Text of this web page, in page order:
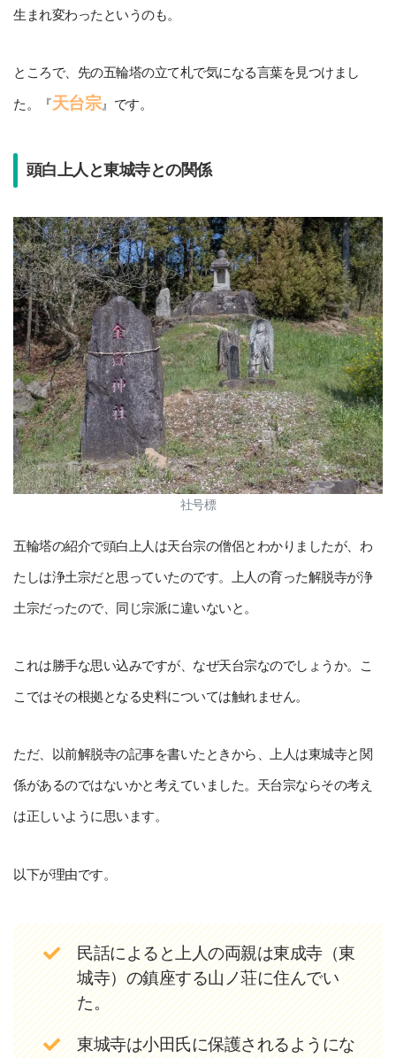
生まれ変わったというのも。
ところで、先の五輪塔の立て札で気になる言葉を見つけまし
た。『天台宗』です。
頭白上人と東城寺との関係
社号標
五輪塔の紹介で頭白上人は天台宗の僧侶とわかりましたが、わ
たしは浄土宗だと思っていたのです。上人の育った解脱寺が浄
土宗だったので、同じ宗派に違いないと。
これは勝手な思い込みですが、なぜ天台宗なのでしょうか。こ
こではその根拠となる史料については触れません。
ただ、以前解脱寺の記事を書いたときから、上人は東城寺と関
係があるのではないかと考えていました。天台宗ならその考え
は正しいように思います。
以下が理由です。
民話によると上人の両親は東成寺（東
城寺）の鎮座する山ノ荘に住んでい
た。
東城寺は小田氏に保護されるようにな